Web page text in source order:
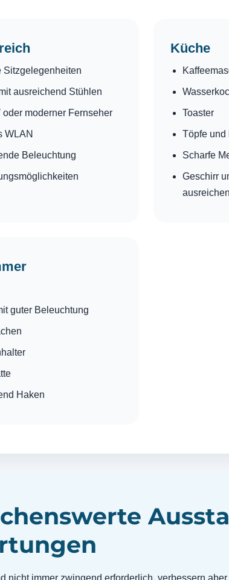
Sitzgelegenheiten
ausreichend Stühlen
oder moderner Fernseher
WLAN
Beleuchtung
Küche
Toaster
Töpfe und
Scharfe
Geschirr
guter Beleuchtung
Haken